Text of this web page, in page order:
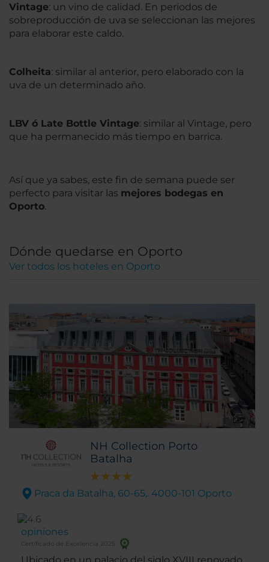
Vintage: un vino de calidad. En periodos de
sobreproducción de uva se seleccionan las mejores
para elaborar este caldo.
Colheita: similar al anterior, pero elaborado con la
uva de un determinado año.
LBV ó Late Bottle Vintage: similar al Vintage, pero
que ha permanecido más tiempo en barrica.
Así que ya sabes, este fin de semana puede ser
perfecto para visitar las mejores bodegas en
Oporto.
Dónde quedarse en Oporto
Ver todos los hoteles en Oporto
NH Collection Porto
Batalha
Praca da Batalha, 60-65,. 4000-101 Oporto
opiniones
Certificado de Excelencia 2025